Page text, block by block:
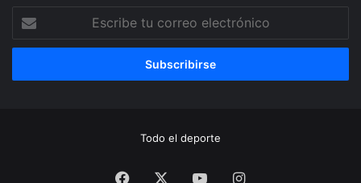
tu
correo
Todo el deporte
Facebook YouTubeInstagram